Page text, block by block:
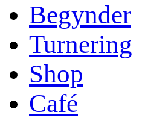
Begynder
Turnering
Shop
Café